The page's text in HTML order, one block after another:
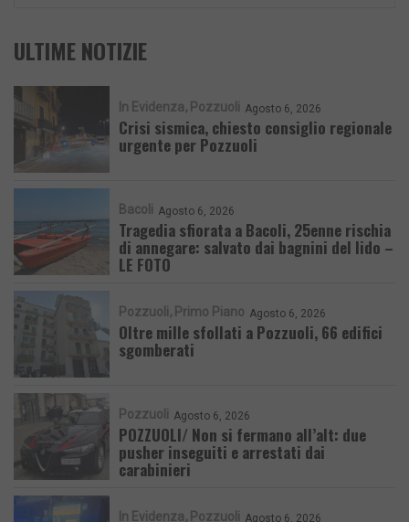
ULTIME NOTIZIE
In Evidenza Pozzuoli Agosto 6, 2026
Crisi sismica, chiesto consiglio regionale
urgente per Pozzuoli
Bacoli Agosto 6, 2026
Tragedia sfiorata a Bacoli, 25enne rischia
di annegare: salvato dai bagnini del lido –
LE FOTO
Pozzuoli Primo Piano Agosto 6, 2026
Oltre mille sfollati a Pozzuoli, 66 edifici
sgomberati
Pozzuoli Agosto 6, 2026
POZZUOLI/ Non si fermano all’alt: due
pusher inseguiti e arrestati dai
carabinieri
In Evidenza Pozzuoli Agosto 6, 2026